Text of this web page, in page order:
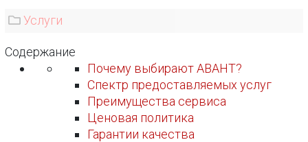
Услуги
Содержание
Почему выбирают АВАНТ?
Спектр предоставляемых услуг
Преимущества сервиса
Ценовая политика
Гарантии качества